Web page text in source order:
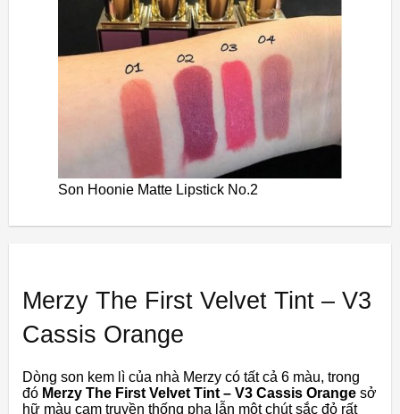
Son Hoonie Matte Lipstick No.2
Merzy The First Velvet Tint – V3
Cassis Orange
Dòng son kem lì của nhà Merzy có tất cả 6 màu, trong
đó Merzy The First Velvet Tint – V3 Cassis Orange sở
hữ màu cam truyền thống pha lẫn một chút sắc đỏ rất